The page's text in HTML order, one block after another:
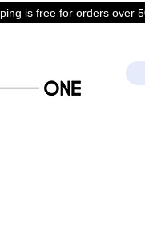
is free for orders over